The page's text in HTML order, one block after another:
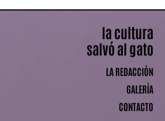
la cultura
salvó al gato
LA REDACCIÓN
GALERÍA
CONTACTO